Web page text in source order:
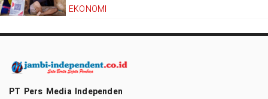
EKONOMI
PT Pers Media Independen